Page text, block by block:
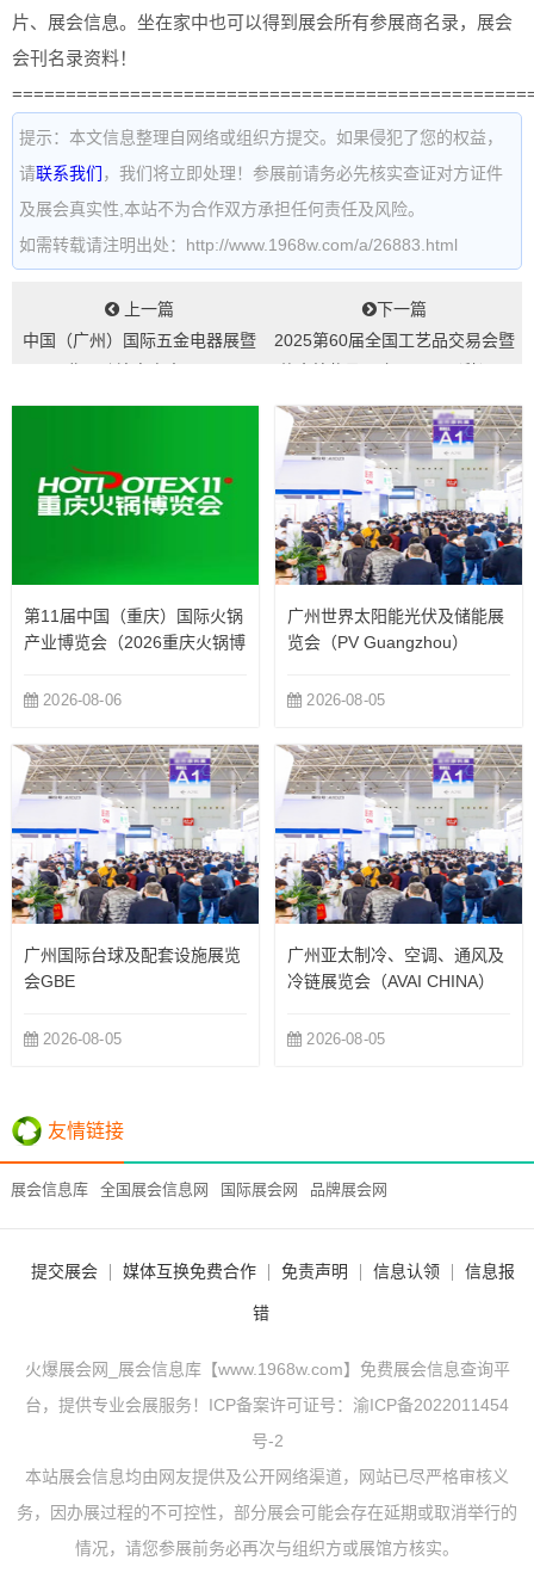
片、展会信息。坐在家中也可以得到展会所有参展商名录，展会
会刊名录资料！
提示：本文信息整理自网络或组织方提交。如果侵犯了您的权益，
请联系我们 ，我们将立即处理！参展前请务必先核实查证对方证件
及展会真实性,本站不为合作双方承担任何责任及风险。
如需转载请注明出处：http://www.1968w.com/a/26883.html
上一篇
中国（广州）国际五金电器展暨
下一篇
2025第60届全国工艺品交易会暨
第11届中国（重庆）国际火锅
产业博览会（2026重庆火锅博
2026-08-06
广州世界太阳能光伏及储能展
览会（PV Guangzhou）
2026-08-05
广州国际台球及配套设施展览
会GBE
2026-08-05
广州亚太制冷、空调、通风及
冷链展览会（AVAI CHINA）
2026-08-05
友情链接
展会信息库 全国展会信息网 国际展会网 品牌展会网
提交展会 媒体互换免费合作 免责声明 信息认领 信息报
错
火爆展会网_展会信息库【www.1968w.com】免费展会信息查询平
台，提供专业会展服务！ICP备案许可证号： 渝ICP备2022011454
号-2
本站展会信息均由网友提供及公开网络渠道，网站已尽严格审核义
务，因办展过程的不可控性，部分展会可能会存在延期或取消举行的
情况，请您参展前务必再次与组织方或展馆方核实。